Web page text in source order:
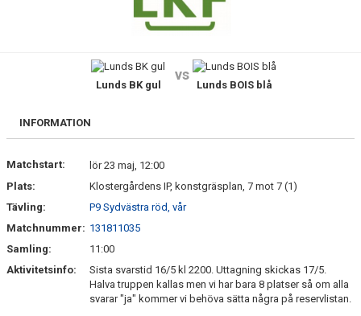
KONTAKT
Lunds BK gul
vs
Lunds BOIS blå
INFORMATION
Matchstart:
lör 23 maj, 12:00
Plats:
Klostergårdens IP, konstgräsplan, 7 mot 7 (1)
Tävling:
P9 Sydvästra röd, vår
Matchnummer: 131811035
Samling:
11:00
Aktivitetsinfo:
Sista svarstid 16/5 kl 2200. Uttagning skickas 17/5.
Halva truppen kallas men vi har bara 8 platser så om alla
svarar "ja" kommer vi behöva sätta några på reservlistan.